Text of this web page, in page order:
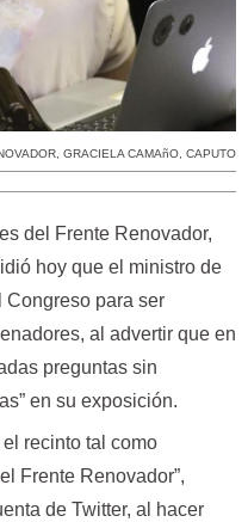
, GRACIELA CAMAñO, CAPUTO
del Frente Renovador,
hoy que el ministro de
Congreso para ser
al advertir que en
preguntas sin
en su exposición.
recinto tal como
Frente Renovador”,
de Twitter, al hacer